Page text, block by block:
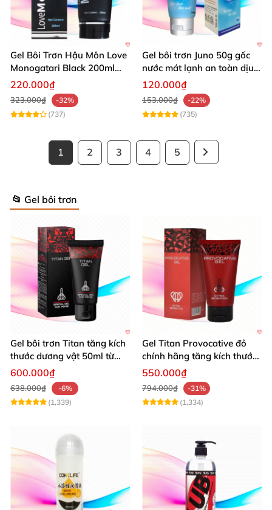
Gel Bôi Trơn Hậu Môn Love
Monogatari Black 200ml
Nhật Bản An Toàn Mềm
220.000₫
323.000₫
-32%
(737)
Gel bôi trơn Juno 50g gốc
nước mát lạnh an toàn dịu
nhẹ
120.000₫
153.000₫
-22%
(735)
1 2 3 4 5
📂 Gel bôi trơn
Gel bôi trơn Titan tăng kích
thước dương vật 50ml từ
Nga hiệu quả cao
600.000₫
638.000₫
-6%
(1,339)
Gel Titan Provocative đỏ
chính hãng tăng kích thước
dương vật nam
550.000₫
794.000₫
-31%
(1,334)